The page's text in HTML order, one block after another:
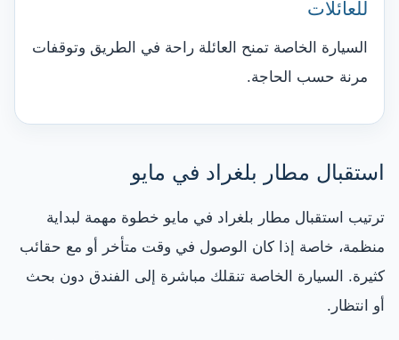
للعائلات
السيارة الخاصة تمنح العائلة راحة في الطريق وتوقفات
مرنة حسب الحاجة.
استقبال مطار بلغراد في مايو
ترتيب استقبال مطار بلغراد في مايو خطوة مهمة لبداية
منظمة، خاصة إذا كان الوصول في وقت متأخر أو مع حقائب
كثيرة. السيارة الخاصة تنقلك مباشرة إلى الفندق دون بحث
أو انتظار.